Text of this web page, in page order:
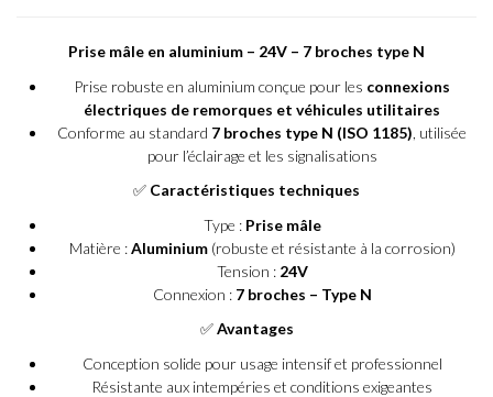
Prise mâle en aluminium – 24V – 7 broches type N
Prise robuste en aluminium conçue pour les connexions
électriques de remorques et véhicules utilitaires
Conforme au standard 7 broches type N (ISO 1185), utilisée
pour l’éclairage et les signalisations
✅ Caractéristiques techniques
Type : Prise mâle
Matière :Aluminium(robuste et résistante à la corrosion)
Tension : 24V
Connexion : 7 broches – Type N
✅Avantages
Conception solide pour usage intensif et professionnel
Résistante aux intempéries et conditions exigeantes